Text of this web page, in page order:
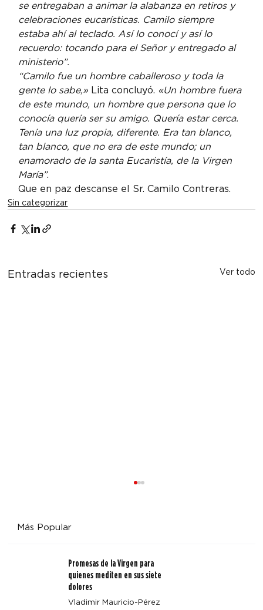
se entregaban a animar la alabanza en retiros y
celebraciones eucarísticas. Camilo siempre
estaba ahí al teclado. Así lo conocí y así lo
recuerdo: tocando para el Señor y entregado al
ministerio”.
“Camilo fue un hombre caballeroso y toda la
gente lo sabe,» Lita concluyó. «Un hombre fuera
de este mundo, un hombre que persona que lo
conocía quería ser su amigo. Quería estar cerca.
Tenía una luz propia, diferente. Era tan blanco,
tan blanco, que no era de este mundo; un
enamorado de la santa Eucaristía, de la Virgen
María”.
Que en paz descanse el Sr. Camilo Contreras.
Sin categorizar
Entradas recientes Ver todo
Más Popular
Promesas de la Virgen para
quienes mediten en sus siete
dolores
Vladimir Mauricio-Pérez